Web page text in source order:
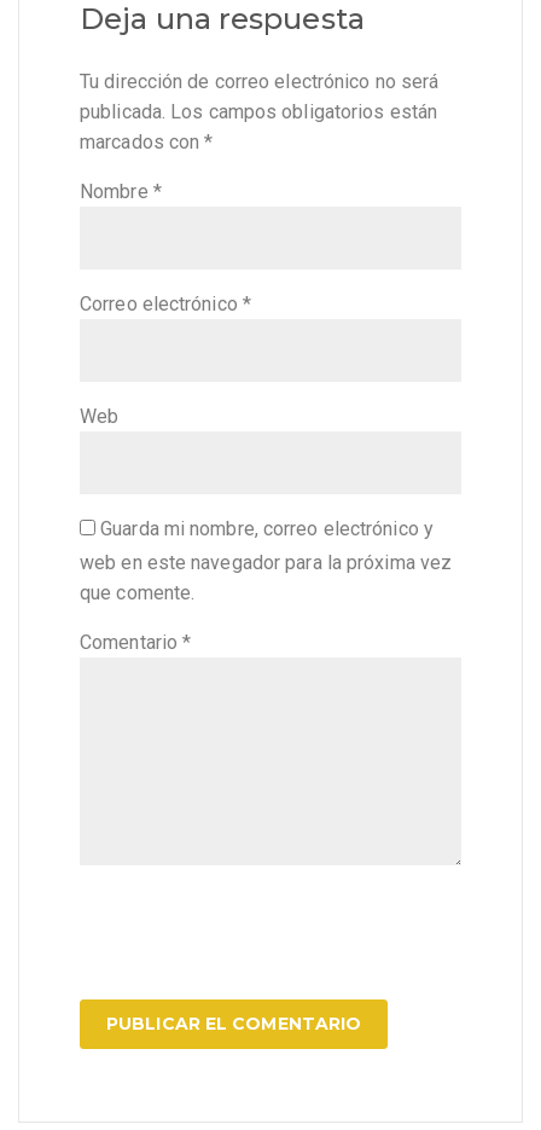
Deja una respuesta
Tu dirección de correo electrónico no será
publicada. Los campos obligatorios están
marcados con*
Nombre *
Correo electrónico *
Web
Guarda mi nombre, correo electrónico y
web en este navegador para la próxima vez
que comente.
Comentario*